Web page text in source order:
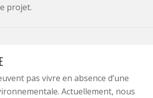
projet.
pas vivre en absence d’une
Actuellement, nous